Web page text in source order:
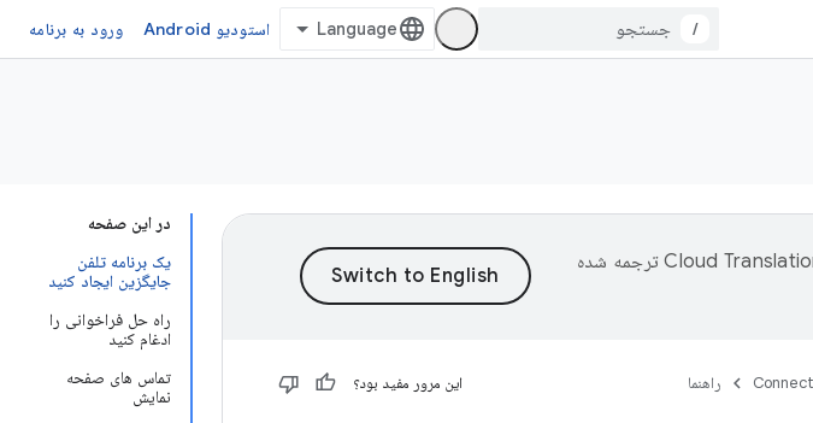
/ استودیو Android ورود به برنامه
در این صفحه
یک برنامه تلفن
جایگزین ایجاد کنید
راه حل فراخوانی را
ادغام کنید
تماس های صفحه
نمایش
ترجمه شده
راهنما این مرور مفید بود؟